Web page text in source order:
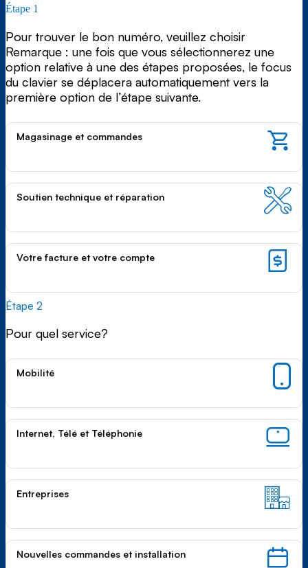
Étape 1
Pour trouver le bon numéro, veuillez choisir
Remarque : une fois que vous sélectionnerez une
option relative à une des étapes proposées, le focus
du clavier se déplacera automatiquement vers la
première option de l’étape suivante.
Magasinage et commandes
Soutien technique et réparation
Votre facture et votre compte
Étape 2
Pour quel service?
Mobilité
Internet, Télé et Téléphonie
Entreprises
Nouvelles commandes et installation